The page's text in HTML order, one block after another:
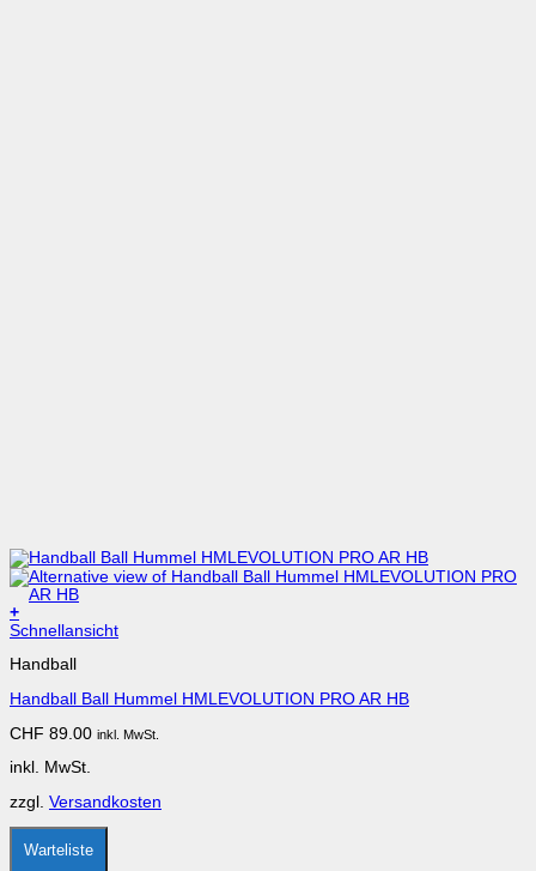
+
Dieses
weist
Varianten
Die
können
der
Produktseite
gewählt
Schnellansicht
Handball
Handball Ball Hummel HMLEVOLUTION PRO AR HB
CHF 89.00 inkl. MwSt.
inkl. MwSt.
zzgl. Versandkosten
Warteliste